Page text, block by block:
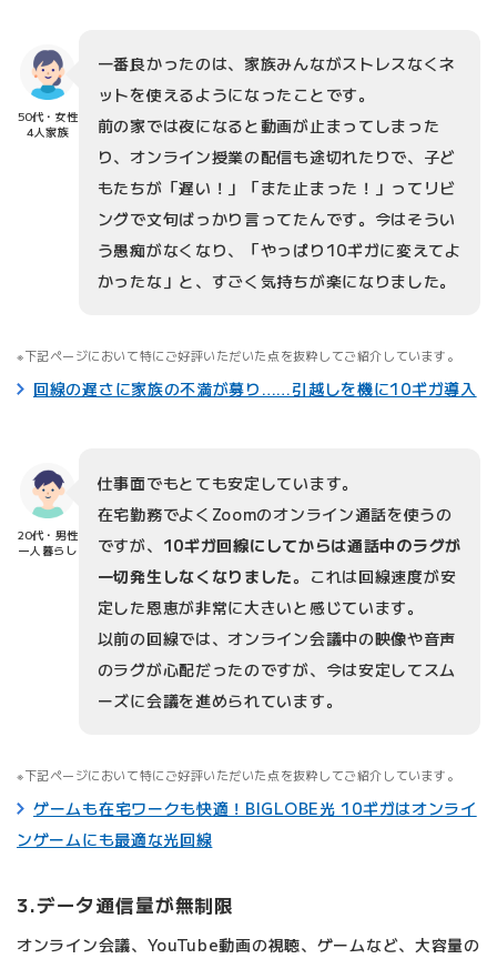
50代・女性
4人家族
一番良かったのは、家族みんながストレスなくネ
ットを使えるようになったことです。
前の家では夜になると動画が止まってしまった
り、オンライン授業の配信も途切れたりで、子ど
もたちが「遅い！」「また止まった！」ってリビ
ングで文句ばっかり言ってたんです。今はそうい
う愚痴がなくなり、「やっぱり10ギガに変えてよ
かったな」と、すごく気持ちが楽になりました。
下記ページにおいて特にご好評いただいた点を抜粋してご紹介しています。
回線の遅さに家族の不満が募り……引越しを機に10ギガ導入
20代・男性
一人暮らし
仕事面でもとても安定しています。
在宅勤務でよくZoomのオンライン通話を使うの
ですが、 10ギガ回線にしてからは通話中のラグが
一切発生しなくなりました。これは回線速度が安
定した恩恵が非常に大きいと感じています。
以前の回線では、オンライン会議中の映像や音声
のラグが心配だったのですが、今は安定してスム
ーズに会議を進められています。
下記ページにおいて特にご好評いただいた点を抜粋してご紹介しています。
ゲームも在宅ワークも快適！BIGLOBE光 10ギガはオンライ
ンゲームにも最適な光回線
3.データ通信量が無制限
オンライン会議、YouTube動画の視聴、ゲームなど、大容量の